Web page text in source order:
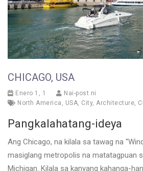
CHICAGO, USA
Enero 1, 1
Nai-post ni
North America , USA, City, Architecture,
Pangkalahatang-ideya
Ang Chicago, na kilala sa tawag na
masiglang metropolis na matatagpuan
Michigan. Kilala sa kanyang kahanga-